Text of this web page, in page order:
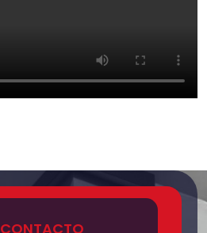
CONTACTO